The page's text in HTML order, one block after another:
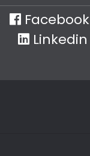
Facebook
Linkedin